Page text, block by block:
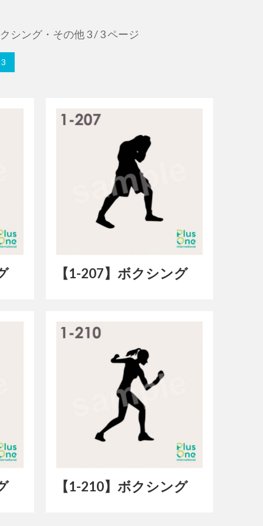
シング・その他3 / 3 ページ
3
【1-207】ボクシング
【1-210】ボクシング